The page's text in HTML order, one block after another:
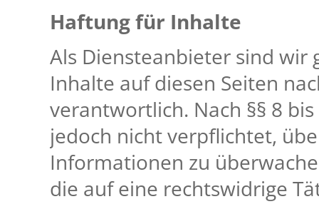
Haftung für Inhalte
Als Diensteanbieter sind wir
Inhalte auf diesen Seiten
verantwortlich. Nach §§ 8
jedoch nicht verpflichtet,
Informationen zu
die auf eine rechtswidrige